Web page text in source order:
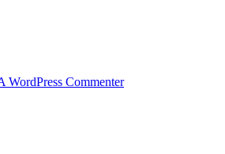
WordPress Commenter